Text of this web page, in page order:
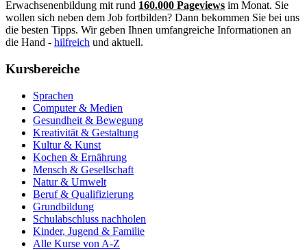
Erwachsenenbildung mit rund 160.000 Pageviews im Monat. Sie
wollen sich neben dem Job fortbilden? Dann bekommen Sie bei uns
die besten Tipps. Wir geben Ihnen umfangreiche Informationen an
die Hand - hilfreich und aktuell.
Kursbereiche
Sprachen
Computer & Medien
Gesundheit & Bewegung
Kreativität & Gestaltung
Kultur & Kunst
Kochen & Ernährung
Mensch & Gesellschaft
Natur & Umwelt
Beruf & Qualifizierung
Grundbildung
Schulabschluss nachholen
Kinder, Jugend & Familie
Alle Kurse von A-Z